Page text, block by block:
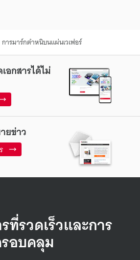
การมาร์กตำหนิบนแผ่นเวเฟอร์
อกสารได้ไม่
ยข่าว
ที่รวดเร็วและการ
อบคลุม